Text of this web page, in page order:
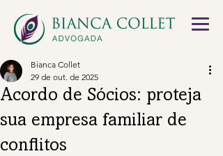
Acordo de Sócios: proteja
sua empresa familiar de
conflitos
Bianca Collet
29 de out. de 2025